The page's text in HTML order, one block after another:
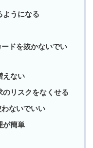
ようになる
ドを抜かないでい
えない
リスクをなくせる
ないでいい
が簡単